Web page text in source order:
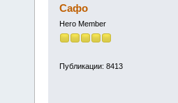
Сафо
Hero Member
Публикации: 8413